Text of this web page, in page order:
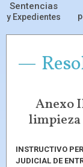
Sentencias
y Expedientes
Anexo
limpieza
INSTRUCTIVO
JUDICIAL DE